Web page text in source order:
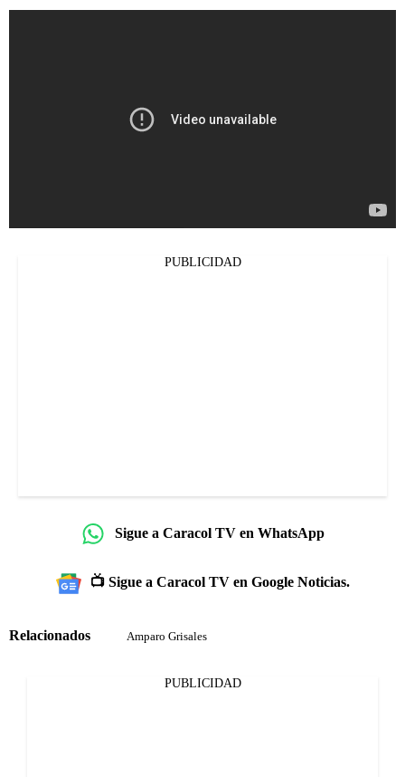
PUBLICIDAD
Sigue a Caracol TV en WhatsApp
📺 Sigue a Caracol TV en Google Noticias.
Relacionados Amparo Grisales
PUBLICIDAD